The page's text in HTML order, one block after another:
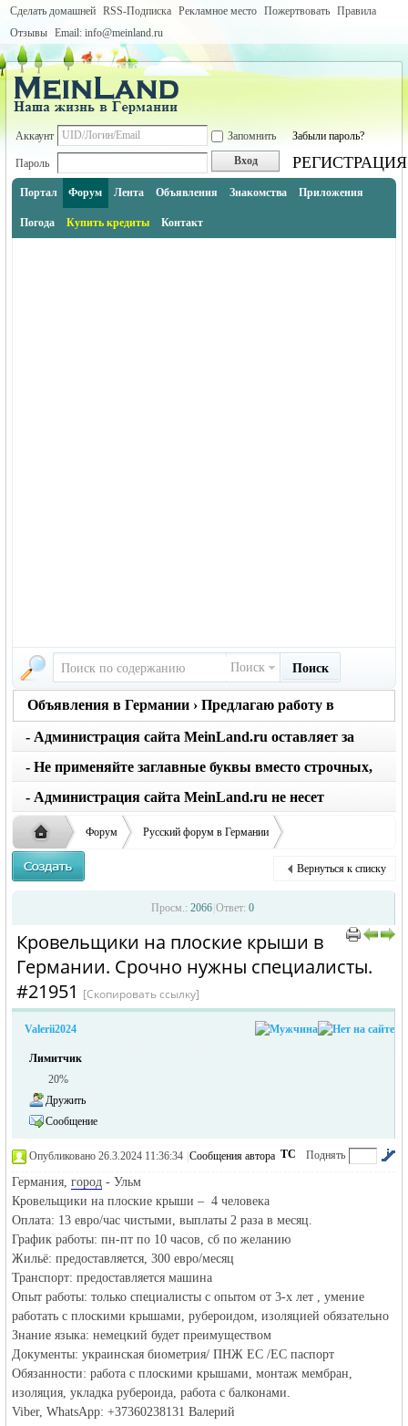
Сделать домашней RSS-Подписка Рекламное место Пожертвовать Правила
Отзывы Email: info@meinland.ru
Аккаунт Запомнить Забыли пароль?
Пароль Вход РЕГИСТРАЦИЯ
Портал Форум Лента Объявления Знакомства Приложения
Погода Купить кредиты Контакт
Поиск Поиск
Объявления в Германии › Предлагаю работу в
Германии
- Администрация сайта MeinLand.ru оставляет за
собой право редактировать объявление, не искажая
его смысл
- Не применяйте заглавные буквы вместо строчных,
последует удаление объявления
- Администрация сайта MeinLand.ru не несет
ответственности за содержание размещенных
объявлений
объявления в
Форум Русский форум в Германии
Объявления в Германии
›
Предлагаю работу в Германии
›
Кровельщики на плоские крыш ...
Вернуться к списку
Просм.: 2066 Ответ: 0
Кровельщики на плоские крыши в
Германии. Срочно нужны специалисты.
#21951 [Скопировать ссылку]
Valerii2024
Лимитчик
20%
Дружить
Сообщение
Поднять
ТС
Опубликовано 26.3.2024 11:36:34 Сообщения автора
Германия,город - Ульм
Кровельщики на плоские крыши – 4 человека
Оплата: 13 евро/час чистыми, выплаты 2 раза в месяц.
График работы: пн-пт по 10 часов, сб по желанию
Жильё: предоставляется, 300 евро/месяц
Транспорт: предоставляется машина
Опыт работы: только специалисты с опытом от 3-х лет , умение
работать с плоскими крышами, рубероидом, изоляцией обязательно
Знание языка: немецкий будет преимуществом
Документы: украинская биометрия/ ПНЖ ЕС /ЕС паспорт
Обязанности: работа с плоскими крышами, монтаж мембран,
изоляция, укладка рубероида, работа с балконами.
Viber, WhatsApp: +37360238131 Валерий